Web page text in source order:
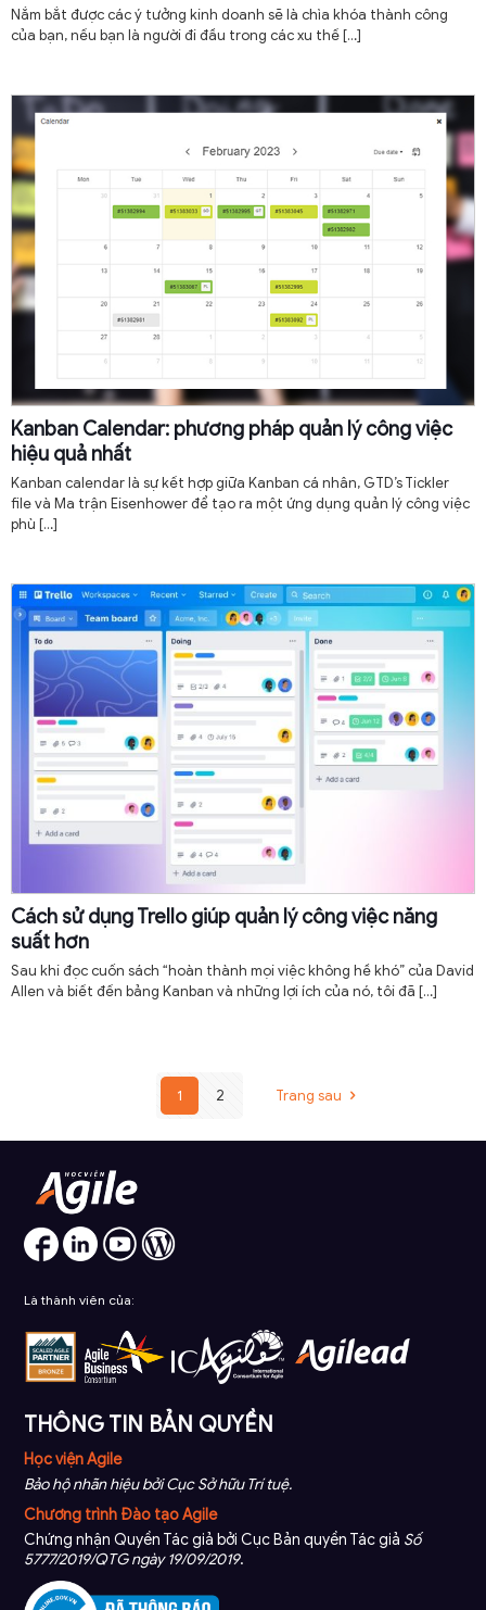
Nắm bắt được các ý tưởng kinh doanh sẽ là chìa khóa thành công
của bạn, nếu bạn là người đi đầu trong các xu thế[…]
Kanban Calendar: phương pháp quản lý công việc
hiệu quả nhất
Kanban calendar là sự kết hợp giữa Kanban cá nhân, GTD’s Tickler
file và Ma trận Eisenhower để tạo ra một ứng dụng quản lý công việc
phù […]
Cách sử dụng Trello giúp quản lý công việc năng
suất hơn
Sau khi đọc cuốn sách “hoàn thành mọi việc không hề khó” của David
Allen và biết đến bảng Kanban và những lợi ích của nó, tôi đã […]
1 2 Trang sau
Là thành viên của:
THÔNG TIN BẢN QUYỀN
Học viện Agile
Bảo hộ nhãn hiệu bởi Cục Sở hữu Trí tuệ.
Chương trình Đào tạo Agile
Chứng nhận Quyền Tác giả bởi Cục Bản quyền Tác giả Số
5777/2019/QTG ngày 19/09/2019.